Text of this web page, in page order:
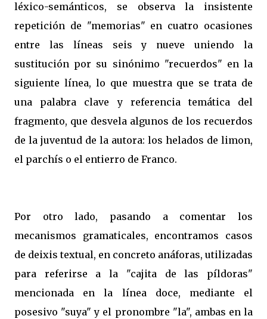
léxico-semánticos, se observa la insistente
repetición de "memorias" en cuatro ocasiones
entre las líneas seis y nueve uniendo la
sustitución por su sinónimo "recuerdos" en la
siguiente línea, lo que muestra que se trata de
una palabra clave y referencia temática del
fragmento, que desvela algunos de los recuerdos
de la juventud de la autora: los helados de limon,
el parchís o el entierro de Franco.
Por otro lado, pasando a comentar los
mecanismos gramaticales, encontramos casos
de deixis textual, en concreto anáforas, utilizadas
para referirse a la "cajita de las píldoras"
mencionada en la línea doce, mediante el
posesivo "suya" y el pronombre "la", ambas en la